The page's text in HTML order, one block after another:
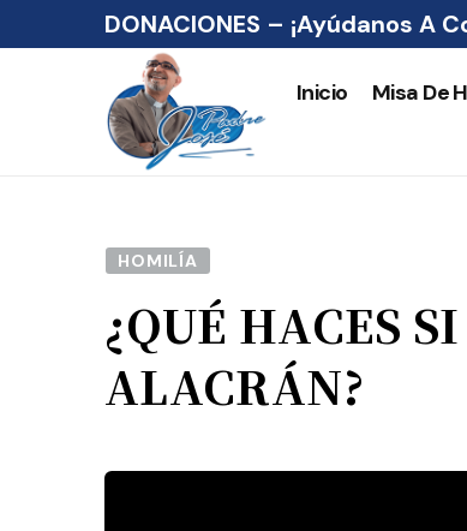
DONACIONES – ¡Ayúdanos A
Inicio Misa De
HOMILÍA
¿QUÉ HACES
ALACRÁN?